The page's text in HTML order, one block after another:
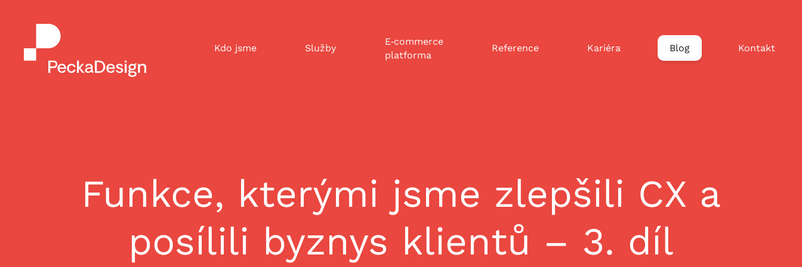
Kdo jsme Služby
E‑commerce
platforma
Reference Kariéra Blog Kontakt
Funkce, kterými jsme zlepšili CX a
posílili byznys klientů – 3. díl